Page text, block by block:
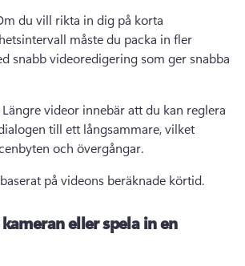
du vill rikta in dig på korta
måste du packa in fler
snabb videoredigering som ger snabba
videor innebär att du kan reglera
till ett långsammare, vilket
och övergångar.
på videons beräknade körtid.
eller spela in en